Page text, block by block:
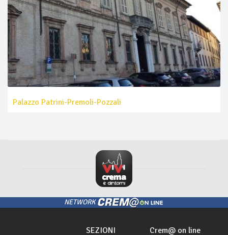
Palazzo Patrini-Premoli-Pozzali
NETWORK
SEZIONI Crem@ on line